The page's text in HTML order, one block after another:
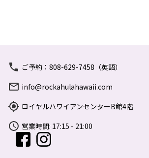
ご予約：808-629-7458（英語）
info@rockahulahawaii.com
ロイヤルハワイアンセンターB館4階
営業時間: 17:15 - 21:00